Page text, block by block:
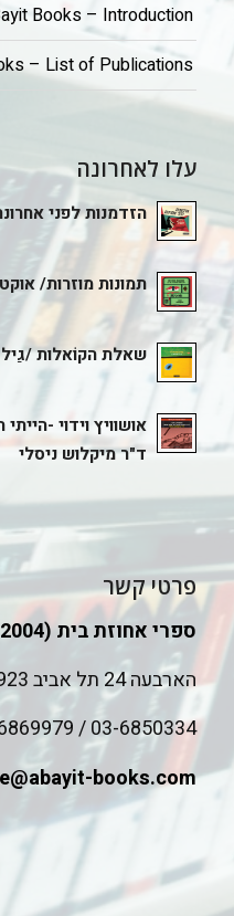
Books – Introduction
– List of Publications
עלו לאחרונה
הזדמנות לפני
תמונות מוזרות/
שאלת הקוֹאלות /
אושוויץ וידוי -
ד"ר מיקלוש ניסלי
פרטי קשר
ספרי אחוזת בית (2004) בע"מ
הארבעה 24 תל אביב 6473923
03-6850334 / 03-6869979
books.com